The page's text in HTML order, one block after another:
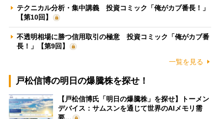
テクニカル分析・集中講義 投資コミック「俺がカブ番長！」
【第10回】
不透明相場に勝つ信用取引の極意 投資コミック「俺がカブ番
長！」【第9回】
一覧を見る
戸松信博の明日の爆騰株を探せ！
【戸松信博氏「明日の爆騰株」を探せ】トーメン
デバイス：サムスンを通じて世界のAIメモリ需
要…